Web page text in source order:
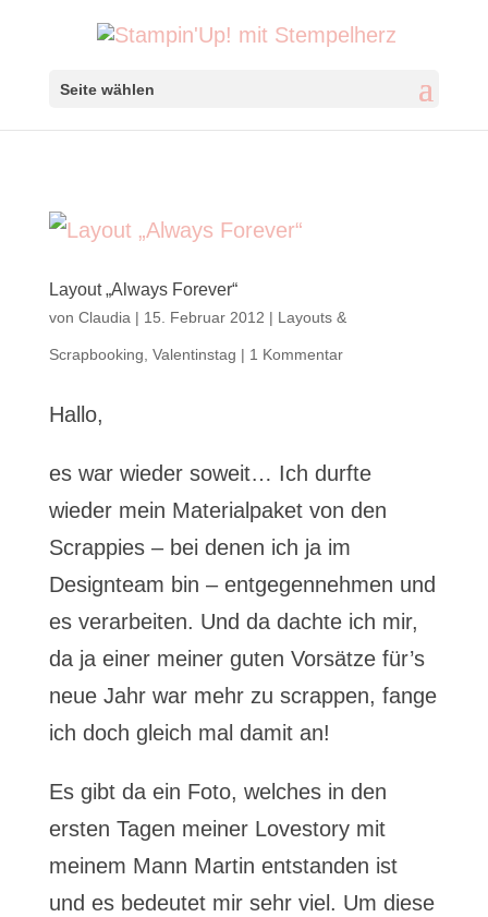
Seite wählen
Layout „Always Forever“
von Claudia | 15. Februar 2012 | Layouts &
Scrapbooking Valentinstag | 1 Kommentar
Hallo,
es war wieder soweit… Ich durfte
wieder mein Materialpaket von den
Scrappies – bei denen ich ja im
Designteam bin – entgegennehmen und
es verarbeiten. Und da dachte ich mir,
da ja einer meiner guten Vorsätze für’s
neue Jahr war mehr zu scrappen, fange
ich doch gleich mal damit an!
Es gibt da ein Foto, welches in den
ersten Tagen meiner Lovestory mit
meinem Mann Martin entstanden ist
und es bedeutet mir sehr viel. Um diese